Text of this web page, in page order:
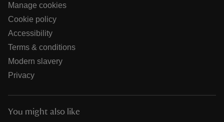
Manage cookies
Cookie policy
Accessibility
Terms & conditions
Modern slavery
Privacy
You might also like